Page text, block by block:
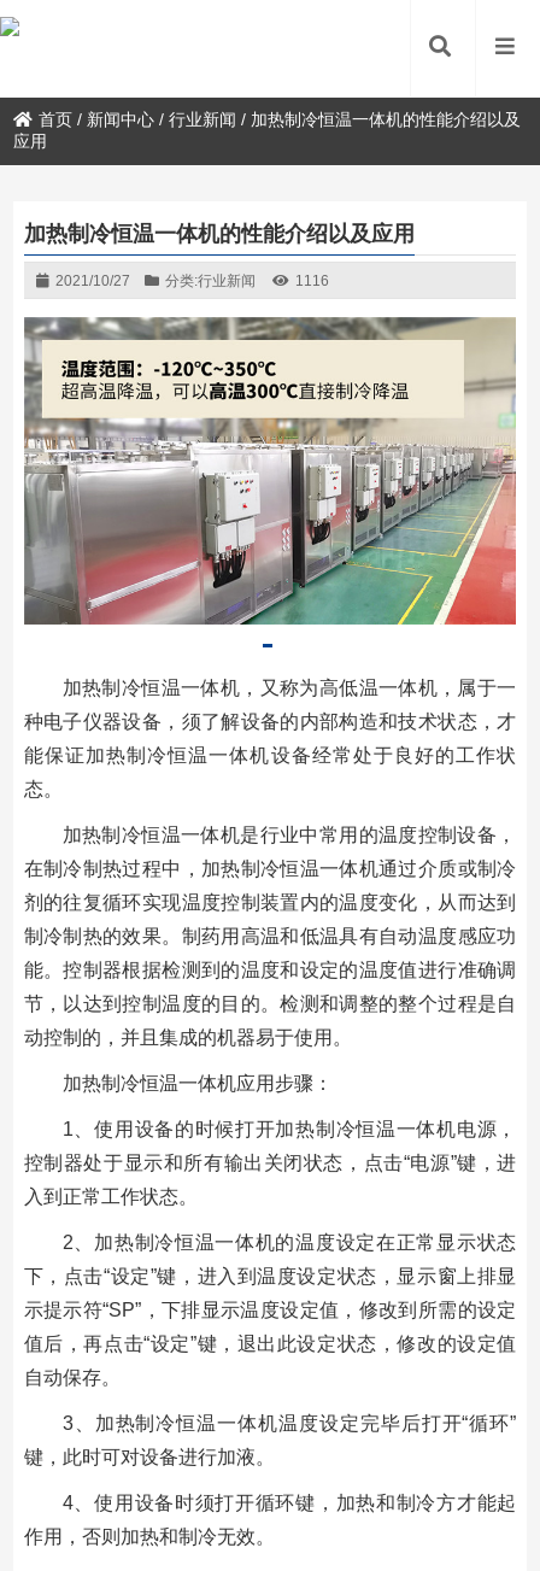
首页 / 新闻中心 /行业新闻 / 加热制冷恒温一体机的性能介绍以及
应用
加热制冷恒温一体机的性能介绍以及应用
2021/10/27 分类:行业新闻 1116
加热制冷恒温一体机，又称为高低温一体机，属于一
种电子仪器设备，须了解设备的内部构造和技术状态，才
能保证加热制冷恒温一体机设备经常处于良好的工作状
态。
加热制冷恒温一体机是行业中常用的温度控制设备，
在制冷制热过程中，加热制冷恒温一体机通过介质或制冷
剂的往复循环实现温度控制装置内的温度变化，从而达到
制冷制热的效果。制药用高温和低温具有自动温度感应功
能。控制器根据检测到的温度和设定的温度值进行准确调
节，以达到控制温度的目的。检测和调整的整个过程是自
动控制的，并且集成的机器易于使用。
加热制冷恒温一体机应用步骤：
1、使用设备的时候打开加热制冷恒温一体机电源，
控制器处于显示和所有输出关闭状态，点击“电源”键，进
入到正常工作状态。
2、加热制冷恒温一体机的温度设定在正常显示状态
下，点击“设定”键，进入到温度设定状态，显示窗上排显
示提示符“SP”，下排显示温度设定值，修改到所需的设定
值后，再点击“设定”键，退出此设定状态，修改的设定值
自动保存。
3、加热制冷恒温一体机温度设定完毕后打开“循环”
键，此时可对设备进行加液。
4、使用设备时须打开循环键，加热和制冷方才能起
作用，否则加热和制冷无效。